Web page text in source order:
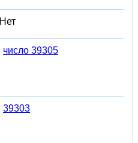
Нет
число 39305
39303